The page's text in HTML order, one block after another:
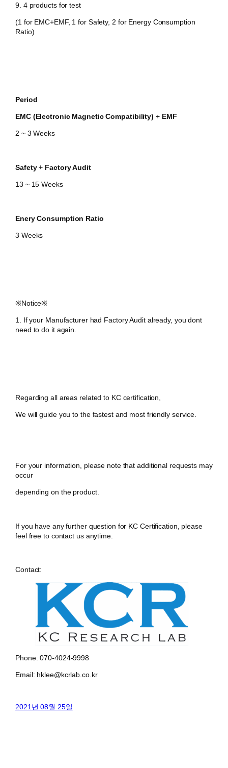
9. 4 products for test
(1 for EMC+EMF, 1 for Safety, 2 for Energy Consumption
Ratio)
Period
EMC (Electronic Magnetic Compatibility) + EMF
2 ~ 3 Weeks
Safety + Factory Audit
13 ~ 15 Weeks​
Enery Consumption Ratio​
​3 Weeks
​※Notice※
1. If your Manufacturer had Factory Audit already, you dont
need to do it again.
Regarding all areas related to KC certification,
We will guide you to the fastest and most friendly service.
For your information, please note that additional requests may
occur
depending on the product.
If you have any further question for KC Certification, please
feel free to contact us anytime.
Contact:
Phone: 070-4024-9998
Email: hklee@kcrlab.co.kr
2021년 08월 25일